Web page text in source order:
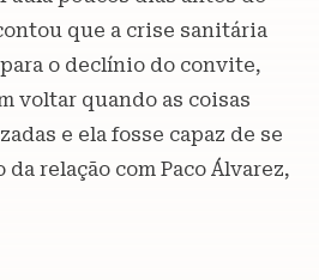
que a crise sanitária
o declínio do convite,
voltar quando as coisas
e ela fosse capaz de se
relação com Paco Álvarez,